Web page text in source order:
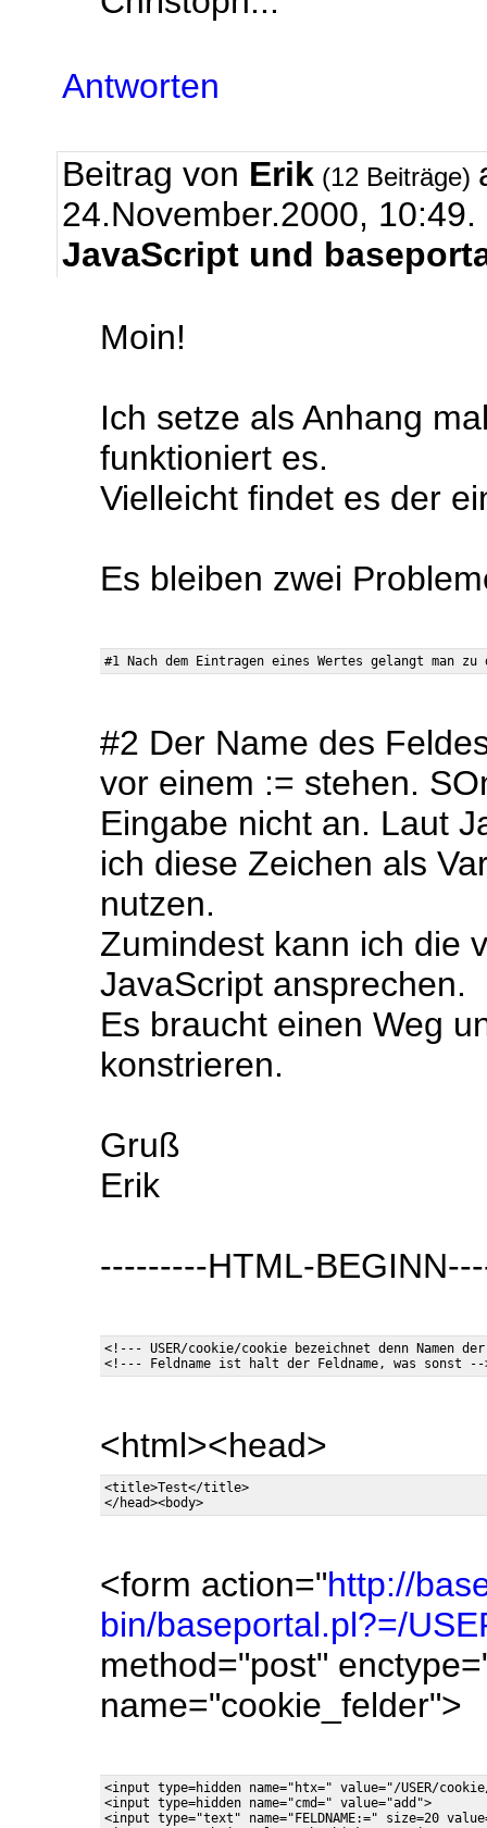
Antworten
Beitrag von Erik (12 Beiträge)
24.November.2000, 10:49.
JavaScript und
Moin!
Ich setze als Anhang
funktioniert es.
Vielleicht findet es der
Es bleiben zwei
#2 Der Name des
vor einem := stehen.
Eingabe nicht an. Laut
ich diese Zeichen als
nutzen.
Zumindest kann ich die
JavaScript ansprechen.
Es braucht einen Weg
konstrieren.
Gruß
Erik
---------HTML-
<!--- USER/cookie/cookie bezeichnet denn Namen
<html><head>
<title>Test</title>
<form action="http://
bin/baseportal.pl?=/
method="post"
name="cookie_felder">
<input type=hidden name="htx=" value="/USER/
<input type=hidden name="cmd=" value="add">
<input type="text" name="FELDNAME:=" size=20